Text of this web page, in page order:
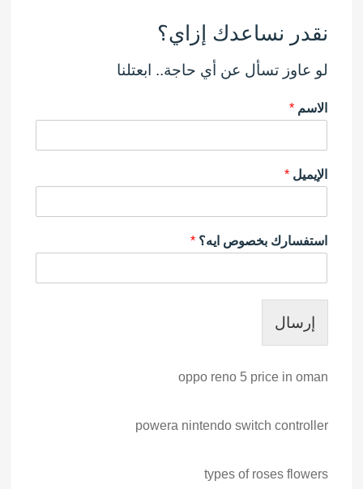
نقدر نساعدك إزاي؟
لو عاوز تسأل عن أي حاجة.. ابعتلنا
الاسم *
الإيميل *
استفسارك بخصوص ايه؟ *
إرسال
oppo reno 5 price in oman
powera nintendo switch controller
types of roses flowers